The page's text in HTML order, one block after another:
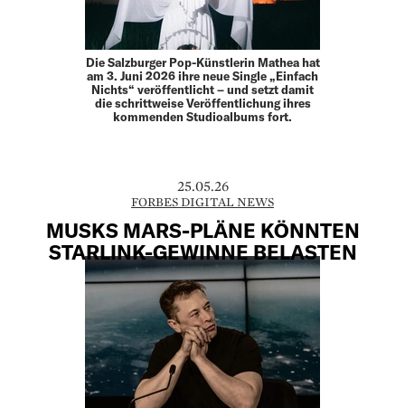
Die Salzburger Pop-Künstlerin Mathea hat
am 3. Juni 2026 ihre neue Single „Einfach
Nichts“ veröffentlicht – und setzt damit
die schrittweise Veröffentlichung ihres
kommenden Studioalbums fort.
25.05.26
FORBES DIGITAL NEWS
MUSKS MARS-PLÄNE KÖNNTEN
STARLINK-GEWINNE BELASTEN